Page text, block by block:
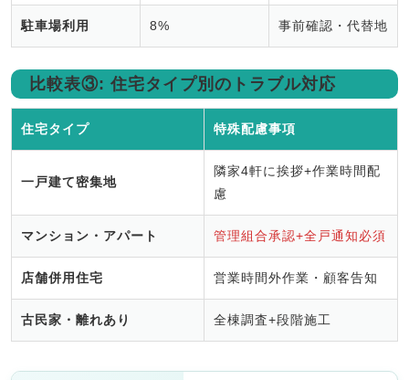
駐車場利用 8% 事前確認・代替地
比較表③: 住宅タイプ別のトラブル対応
住宅タイプ 特殊配慮事項
一戸建て密集地
隣家4軒に挨拶+作業時間配
慮
マンション・アパート 管理組合承認+全戸通知必須
店舗併用住宅 営業時間外作業・顧客告知
古民家・離れあり 全棟調査+段階施工